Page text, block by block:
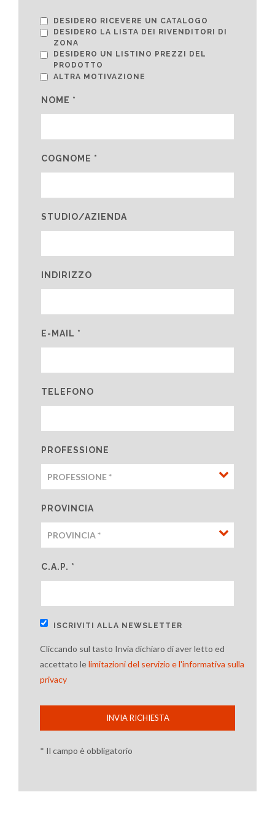
DESIDERO RICEVERE UN CATALOGO
DESIDERO LA LISTA DEI RIVENDITORI DI
ZONA
DESIDERO UN LISTINO PREZZI DEL
PRODOTTO
ALTRA MOTIVAZIONE
NOME *
COGNOME *
STUDIO/AZIENDA
INDIRIZZO
E-MAIL *
TELEFONO
PROFESSIONE
PROVINCIA
C.A.P. *
ISCRIVITI ALLA NEWSLETTER
Cliccando sul tasto Invia dichiaro di aver letto ed
accettato lelimitazioni del servizio e l'informativa sulla
privacy
INVIA RICHIESTA
* Il campo è obbligatorio